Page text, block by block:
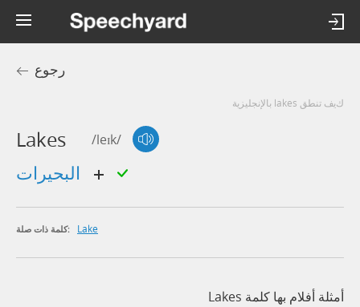
رجوع
كيف تنطق lakes بالإنجليزية
Lakes /leɪk/
كلمة ذات صلة: Lake
أمثلة أفلام بها كلمة Lakes